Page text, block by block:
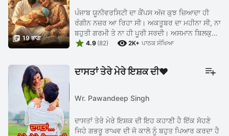
 19 ਭਾਗ
ਪੰਜਾਬ ਯੂਨੀਵਰਸਿਟੀ ਦਾ ਕੈਂਪਸ ਅੱਜ ਕੁਝ ਜ਼ਿਆਦਾ ਹੀ
ਰੰਗੀਨ ਨਜ਼ਰ ਆ ਰਿਹਾ ਸੀ। ਅਕਤੂਬਰ ਦਾ ਮਹੀਨਾ ਸੀ, ਨਾ
ਬਹੁਤੀ ਗਰਮੀ ਤੇ ਨਾ ਹੀ ਪੂਰੀ ਸਰਦੀ। ਅਸਮਾਨ ਬਿਲਕੁਲ
ਸਾਫ਼ ਸੀ, ਜਿਵੇਂ ਕਿਸੇ ਮਾਹਰ ਚਿੱਤਰਕਾਰ ਨੇ ਨੀਲੇ ਰੰਗ ਦੀ
 4.9 (82)  2K+ ਪਾਠਕ ਸੰਖਿਆ
ਦਾਸਤਾਂ ਤੇਰੇ ਮੇਰੇ ਇਸ਼ਕ ਦੀ♥️
Wr. Pawandeep Singh
ਦਾਸਤਾਂ ਤੇਰੇ ਮੇਰੇ ਇਸ਼ਕ ਦੀ ਇਹ ਕਹਾਣੀ ਹੈ ਇੱਕ ਸੋਹਣੇ
ਜਿਹੇ ਗਭਰੂ ਰਾਘਵ ਦੀ ਜੋ ਕਾਲੋ ਨੂੰ ਬਹੁਤ ਪਿਆਰ ਕਰਦਾ ਹੈ